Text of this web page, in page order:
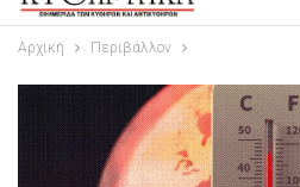
Αρχική Περιβάλλον